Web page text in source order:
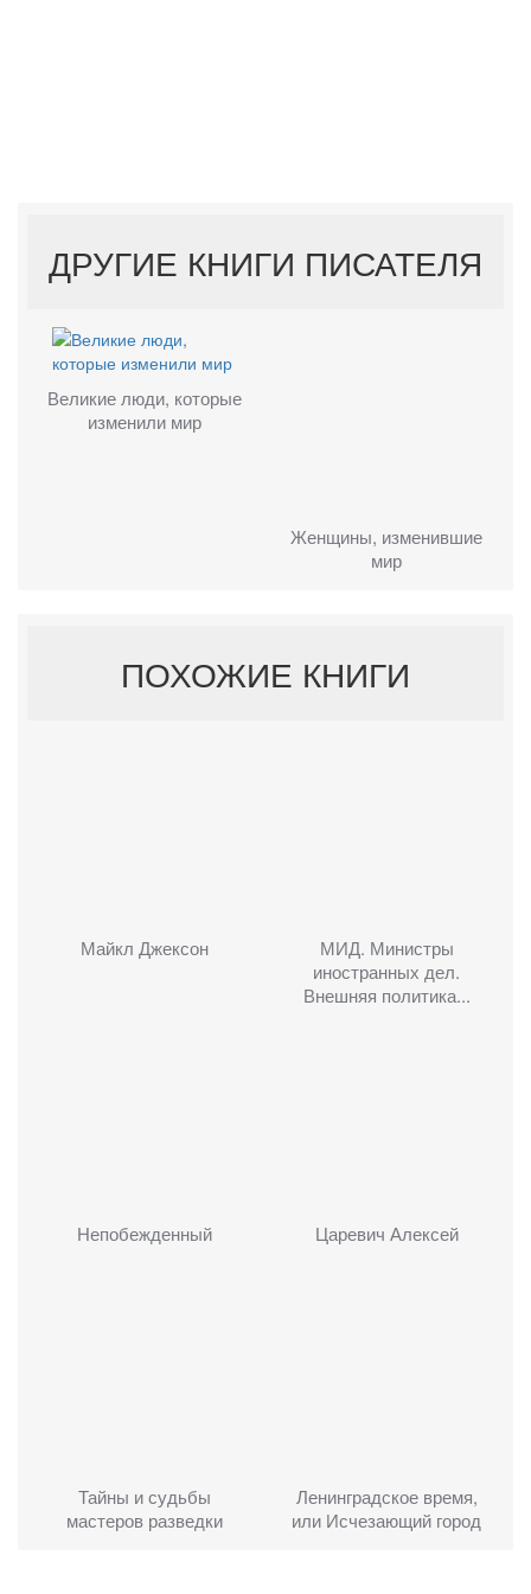
ДРУГИЕ КНИГИ ПИСАТЕЛЯ
Великие люди, которые
изменили мир
Женщины, изменившие
мир
ПОХОЖИЕ КНИГИ
Майкл Джексон
МИД. Министры
иностранных дел.
Внешняя политика...
Непобежденный Царевич Алексей
Тайны и судьбы
мастеров разведки
Ленинградское время,
или Исчезающий город